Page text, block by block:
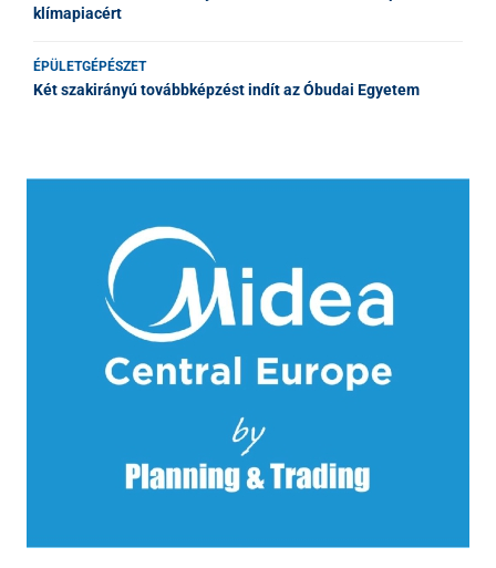
klímapiacért
ÉPÜLETGÉPÉSZET
Két szakirányú továbbképzést indít az Óbudai Egyetem